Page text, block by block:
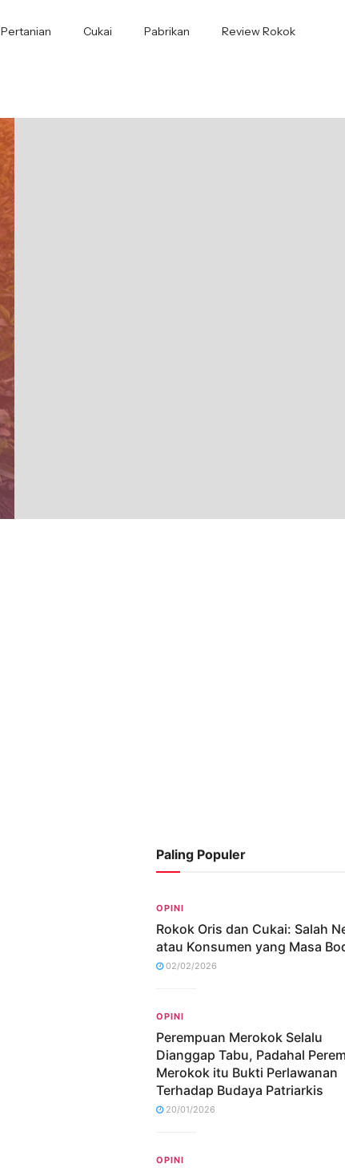
Pertanian Cukai Pabrikan Review Rokok
Paling Populer
OPINI
Rokok Oris dan Cukai: Salah
atau Konsumen yang Masa
02/02/2026
OPINI
Perempuan Merokok Selalu
Dianggap Tabu, Padahal
Merokok itu Bukti Perlawanan
Terhadap Budaya Patriarkis
20/01/2026
OPINI